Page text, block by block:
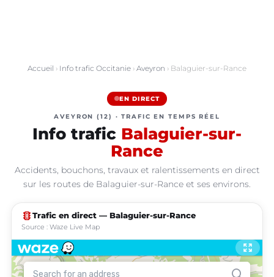
Accueil › Info trafic Occitanie › Aveyron › Balaguier-sur-Rance
EN DIRECT
AVEYRON (12) · TRAFIC EN TEMPS RÉEL
Info trafic Balaguier-sur-
Rance
Accidents, bouchons, travaux et ralentissements en direct
sur les routes de Balaguier-sur-Rance et ses environs.
traffic Trafic en direct — Balaguier-sur-Rance
Source : Waze Live Map